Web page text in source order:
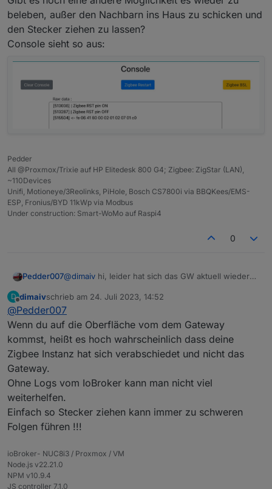
beleben, außer den Nachbarn ins Haus zu schicken und
den Stecker ziehen zu lassen?
Console sieht so aus:
Pedder
All @Proxmox/Trixie auf HP Elitedesk 800 G4; Zigbee: ZigStar (LAN),
~110Devices
Unifi, Motioneye/3Reolinks, PiHole, Bosch CS7800i via BBQKees/EMS-
ESP, Fronius/BYD 11kWp via Modbus
Under construction: Smart-WoMo auf Raspi4
0
Pedder007@dimaiv hi, leider hat sich das GW aktuell wieder
Ich hatte es jetzt bereits 2-3x über die
Weboberfläche rebooted aber Socket bleibt auf rot.
Gibt es noch eine andere Möglichkeit es wieder zu
beleben, außer den Nachbarn ins Haus zu
schicken und den Stecker ziehen zu lassen?
Console sieht so aus:
D
Offline
dimaivschrieb am 24. Juli 2023, 14:52
zuletzt editiert von
@Pedder007
Wenn du auf die Oberfläche vom dem Gateway
kommst, heißt es hoch wahrscheinlich dass deine
Zigbee Instanz hat sich verabschiedet und nicht das
Gateway.
Ohne Logs vom IoBroker kann man nicht viel
weiterhelfen.
Einfach so Stecker ziehen kann immer zu schweren
Folgen führen !!!
ioBroker- NUC8i3 / Proxmox / VM
Node.js v22.21.0
NPM v10.9.4
JS controller 7.1.0